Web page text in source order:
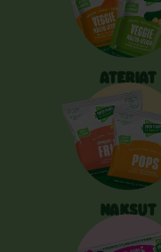
ATERIAT
NAKSUT